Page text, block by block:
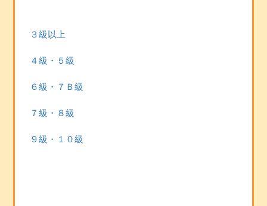
３級以上
４級・５級
６級・７Ｂ級
７級・８級
９級・１０級